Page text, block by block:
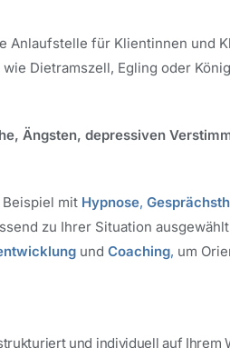
für Klientinnen und
Dietramszell, Egling oder
Ängsten, depressiven
mit Hypnose,
zu Ihrer Situation
und Coaching, um
und individuell auf Ihrem